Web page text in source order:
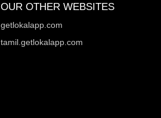
OUR OTHER WEBSITES
getlokalapp.com
tamil.getlokalapp.com